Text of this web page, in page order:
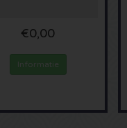
€0,00
Informatie